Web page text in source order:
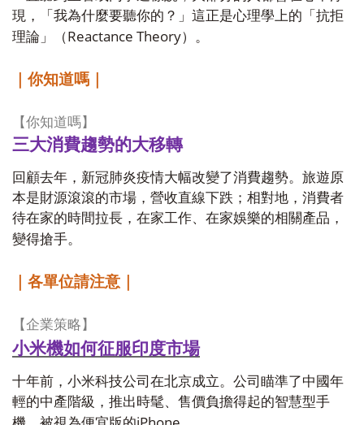
現，「我為什麼要聽你的？」這正是心理學上的「抗拒
理論」（Reactance Theory）。
｜你知道嗎｜
【你知道嗎】
三大消費趨勢的大移轉
回顧去年，新冠肺炎疫情大幅改變了消費趨勢。旅遊原
本是財源滾滾的市場，營收直線下跌；相對地，消費者
待在家的時間拉長，在家工作、在家娛樂的相關產品，
變得搶手。
｜各單位請注意｜
【企業策略】
小米機如何征服印度市場
十年前，小米科技公司在北京成立。公司瞄準了中國年
輕的中產階級，推出時髦、售價負擔得起的智慧型手